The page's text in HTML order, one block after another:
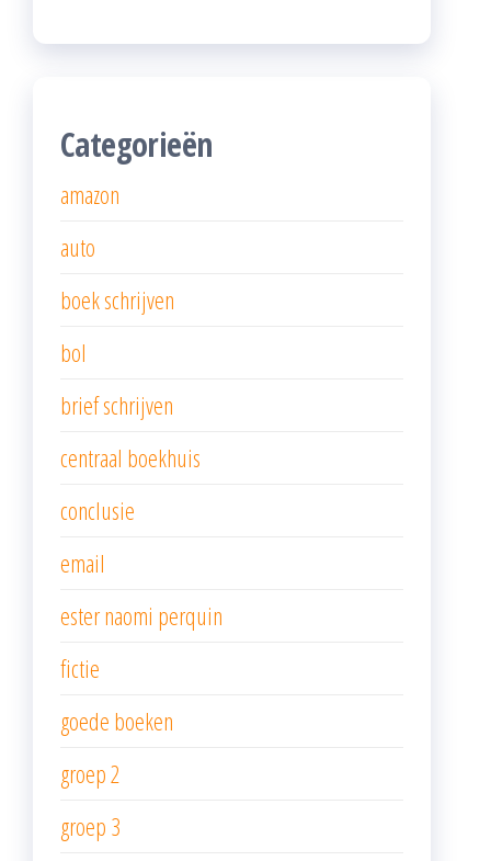
Categorieën
amazon
auto
boek schrijven
bol
brief schrijven
centraal boekhuis
conclusie
email
ester naomi perquin
fictie
goede boeken
groep 2
groep 3